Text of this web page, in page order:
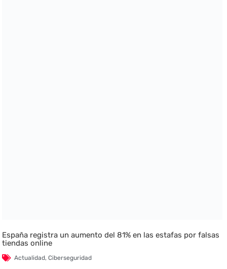
España registra un aumento del 81% en las estafas por falsas
tiendas online
Actualidad,Ciberseguridad